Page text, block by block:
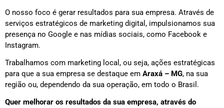
O nosso foco é gerar resultados para sua empresa. Através de
serviços estratégicos de marketing digital, impulsionamos sua
presença no Google e nas mídias sociais, como Facebook e
Instagram.
Trabalhamos com marketing local, ou seja, ações estratégicas
para que a sua empresa se destaque em Araxá – MG, na sua
região ou, dependendo da sua operação, em todo o Brasil.
Quer melhorar os resultados da sua empresa, através do